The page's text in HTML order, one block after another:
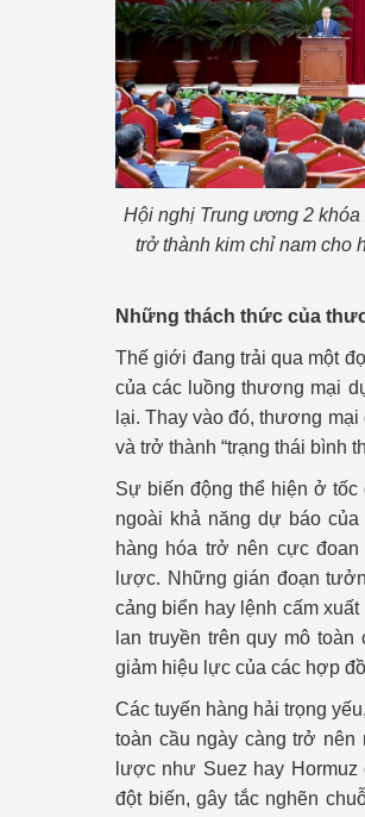
Hội nghị Trung ương 2
trở thành kim chỉ nam cho
Những thách thức của
Thế giới đang trải qua một
của các luồng thương mại
lại. Thay vào đó, thương
và trở thành “trạng thái bình
Sự biến động thể hiện ở
ngoài khả năng dự báo
hàng hóa trở nên cực
lược. Những gián đoạn
cảng biển hay lệnh cấm
lan truyền trên quy mô
giảm hiệu lực của các hợp
Các tuyến hàng hải trọng
toàn cầu ngày càng trở
lược như Suez hay
đột biến, gây tắc nghẽn